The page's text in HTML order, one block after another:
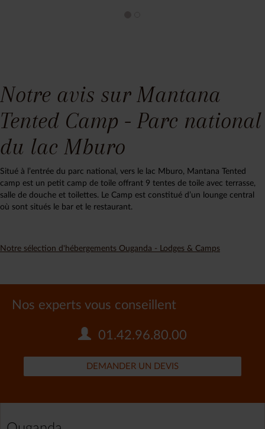
Notre avis sur Mantana
Tented Camp - Parc national
du lac Mburo
Situé à l’entrée du parc national, vers le lac Mburo, Mantana Tented
camp est un petit camp de toile offrant 9 tentes de toile avec terrasse,
salle de douche et toilettes. Le Camp est constitué d’un lounge central
où sont situés le bar et le restaurant.
Notre sélection d'hébergements Ouganda - Lodges & Camps
Nos experts vous conseillent
01.42.96.80.00
DEMANDER UN DEVIS